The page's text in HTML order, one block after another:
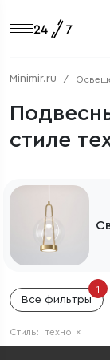
Minimir.ru
стиле
Все фильтры
1
Стиль: техно ×